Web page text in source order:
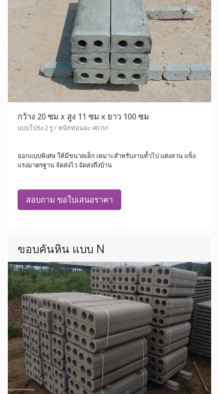
กว้าง 20 ซม x สูง 11 ซม x ยาว 100 ซม
แบบโปร่ง 2 รู / หนักท่อนละ 40 กก
ออกแบบพิเศษ ให้มีขนาดเล็ก เหมาะสำหรับงานทั้วไป แต่งสวน แข็ง
แรงมาตรฐาน จัดส่งไว จัดส่งถึงบ้าน
สอบถาม ขอใบเสนอราคา
ขอบคันหิน แบบ N